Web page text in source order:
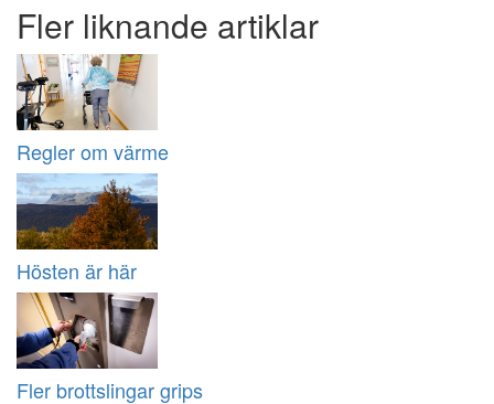
Fler liknande artiklar
Regler om värme
Hösten är här
Fler brottslingar grips